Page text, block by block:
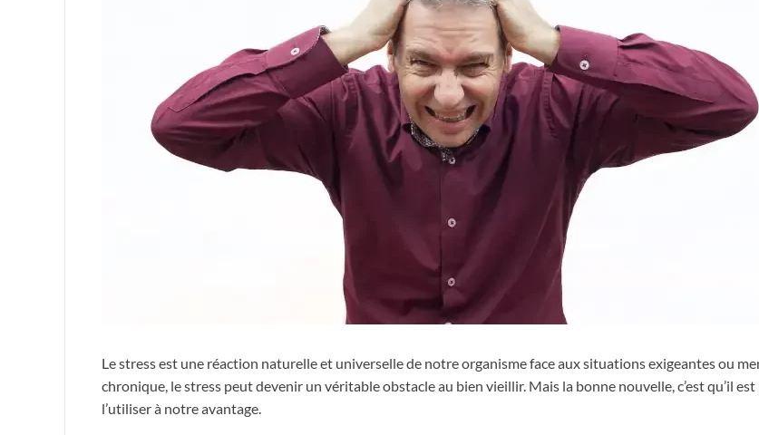
Le stress est une réaction naturelle et universelle de notre organisme face aux situations exigeantes ou
chronique, le stress peut devenir un véritable obstacle au bien vieillir. Mais la bonne nouvelle, c’est qu’il
l’utiliser à notre avantage.